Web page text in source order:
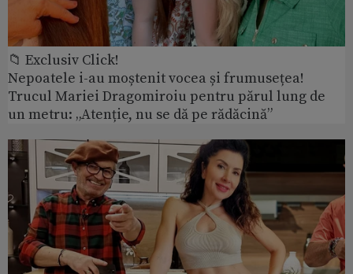
📁 Exclusiv Click!
Nepoatele i-au moștenit vocea și frumusețea!
Trucul Mariei Dragomiroiu pentru părul lung de
un metru: „Atenție, nu se dă pe rădăcină”